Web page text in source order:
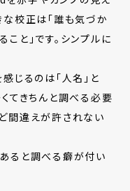
な校正は「誰も気づか
と」です。シンプルに
じるのは「人名」と
てきちんと調べる必要
間違えが許されない
ると調べる癖が付い